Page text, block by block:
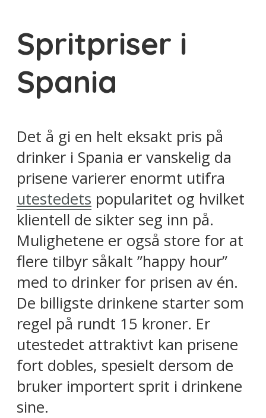
Spritpriser i
Spania
Det å gi en helt eksakt pris på
drinker i Spania er vanskelig da
prisene varierer enormt utifra
utestedets popularitet og hvilket
klientell de sikter seg inn på.
Mulighetene er også store for at
flere tilbyr såkalt ”happy hour”
med to drinker for prisen av én.
De billigste drinkene starter som
regel på rundt 15 kroner. Er
utestedet attraktivt kan prisene
fort dobles, spesielt dersom de
bruker importert sprit i drinkene
sine.